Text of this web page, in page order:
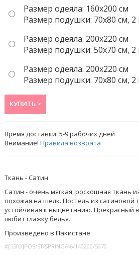
Размер одеяла: 160x200 см
Размер подушки: 70x80 см, 2
Размер одеяла: 200x220 cм
Размер подушки: 50x70 cм, 2
Размер одеяла: 200x220 cм
Размер подушки: 70x80 см, 2
КУПИТЬ >
Время доставки:5-9рабочих дней
Внимание!Правила возврата
Ткань - Сатин
Сатин - очень мягкая, роскошная ткань
похожая на шёлк. Постель из сатиновой
устойчивая к выцветанию. Прекрасный
любит глажку белья.
Произведено в Пакистане
#[S503]POS/ST/SPRING/46/140200/5070